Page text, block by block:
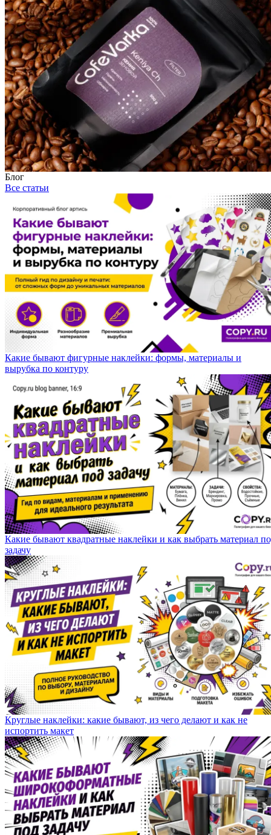
Блог
Все статьи
Какие бывают фигурные наклейки: формы, материалы и
вырубка по контуру
Какие бывают квадратные наклейки и как выбрать материал
задачу
Круглые наклейки: какие бывают, из чего делают и как не
испортить макет